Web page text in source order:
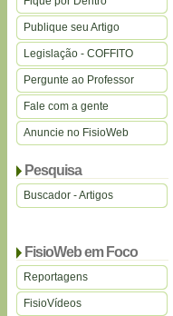
Publique seu Artigo
Legislação - COFFITO
Pergunte ao Professor
Fale com a gente
Anuncie no FisioWeb
Pesquisa
Buscador - Artigos
FisioWeb em Foco
Reportagens
FisioVídeos